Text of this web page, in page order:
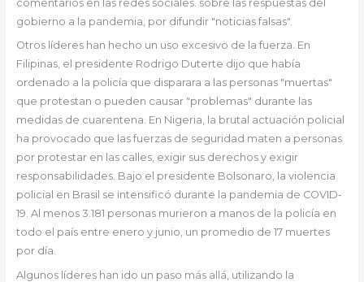
comentarios en las redes sociales. sobre las respuestas del
gobierno a la pandemia, por difundir "noticias falsas".
Otros líderes han hecho un uso excesivo de la fuerza. En
Filipinas, el presidente Rodrigo Duterte dijo que había
ordenado a la policía que disparara a las personas "muertas"
que protestan o pueden causar "problemas" durante las
medidas de cuarentena. En Nigeria, la brutal actuación policial
ha provocado que las fuerzas de seguridad maten a personas
por protestar en las calles, exigir sus derechos y exigir
responsabilidades. Bajo el presidente Bolsonaro, la violencia
policial en Brasil se intensificó durante la pandemia de COVID-
19. Al menos 3.181 personas murieron a manos de la policía en
todo el país entre enero y junio, un promedio de 17 muertes
por día.
Algunos líderes han ido un paso más allá, utilizando la